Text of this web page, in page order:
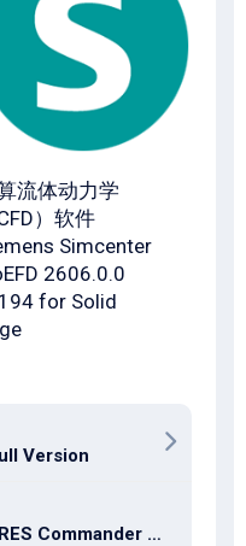
流体动力学
CFD）软件
Simcenter
2606.0.0
for Solid
Version
基于DWG的CAD软件 ARES Commander 2026.2 SP2 Build 26.2.1.3150 (x64) Multilingual